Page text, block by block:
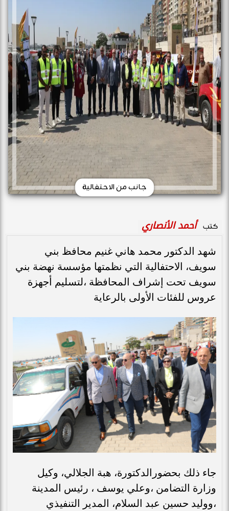
جانب من الاحتفالية
كتب أحمد الأنصاري
شهد الدكتور محمد هاني غنيم محافظ بني
سويف، الاحتفالية التي نظمتها مؤسسة نهضة بني
سويف تحت إشراف المحافظة ،لتسليم أجهزة
عروس للفئات الأولى بالرعاية
جاء ذلك بحضورالدكتورة، هبة الجلالي، وكيل
وزارة التضامن ،وعلي يوسف ، رئيس المدينة
،ووليد حسين عبد السلام، المدير التنفيذي